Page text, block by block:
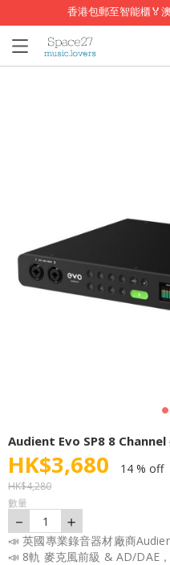
香港包郵至智能櫃🏅
已加入購物車
Audient Evo SP8 8 Channel
HK$3,680 14 % off
HK$4,280
數量
－ 1 ＋
📣 英國專業錄音器材廠商
📣 8軌 麥克風前級 & AD/DAE